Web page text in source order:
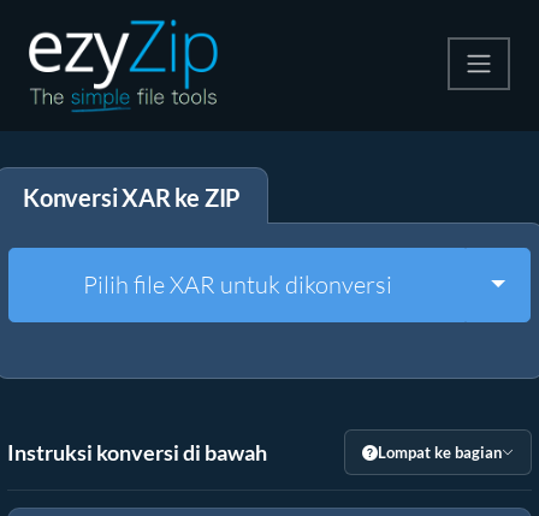
Ekstrak
Alat Lainnya
Konversi XAR ke ZIP
Pilih file XAR untuk dikonversi
Instruksi konversi di bawah Lompat ke bagian